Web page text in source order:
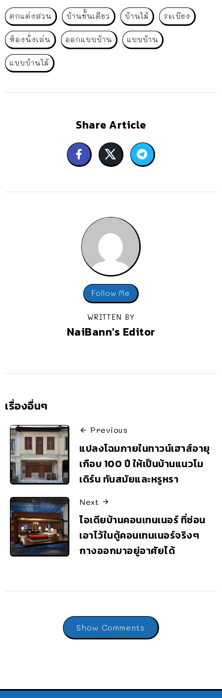
ตกแต่งสวน บ้านชั้นเดียว บ้านไม้ ระเบียง
ห้องนั่งเล่น ออกแบบบ้าน แบบบ้าน
แบบบ้านไม้
Share Article
Follow Me
WRITTEN BY
NaiBann's Editor
เรื่องอื่นๆ
Previous
แปลงโฉมภายในทาวน์เฮาส์อายุ
เกือบ 100 ปี ให้เป็นบ้านแนวโม
เดิร์น ทันสมัยและหรูหรา
Next
ไอเดียบ้านคอนเทนเนอร์ ที่ซ่อน
เอาไว้ในตู้คอนเทนเนอร์จริงๆ
กางออกมาอยู่อาศัยได้
Show Comments